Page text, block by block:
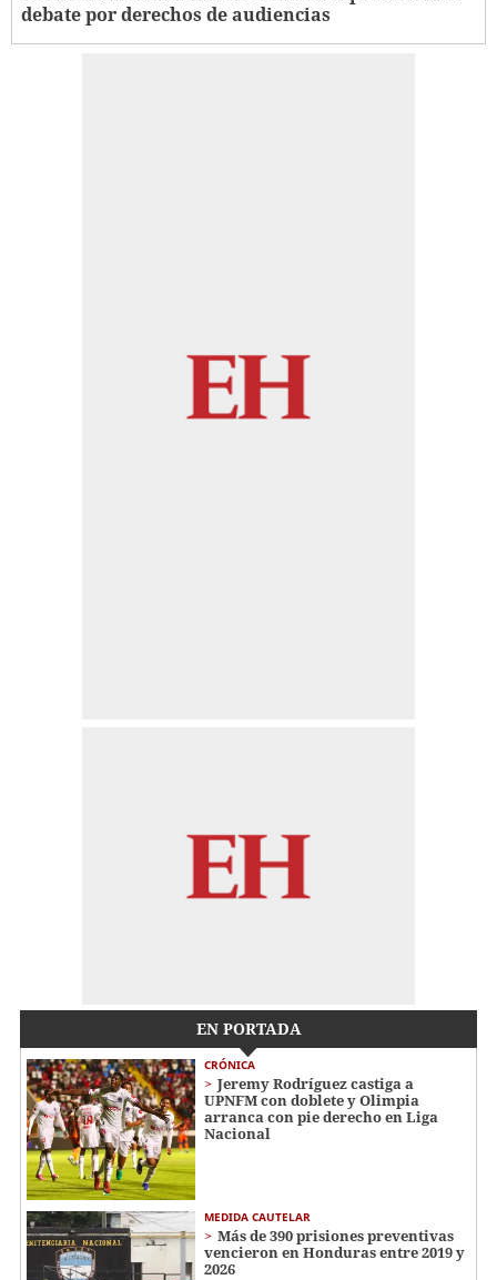
debate por derechos de audiencias
EN PORTADA
CRÓNICA
Jeremy Rodríguez castiga a
UPNFM con doblete y Olimpia
arranca con pie derecho en Liga
Nacional
MEDIDA CAUTELAR
Más de 390 prisiones preventivas
vencieron en Honduras entre 2019 y
2026